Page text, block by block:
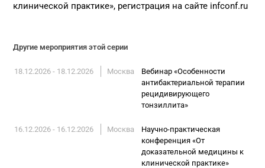
клинической практике», регистрация на сайте infconf.ru
Другие мероприятия этой серии
18.12.2026 - 18.12.2026 Москва
Вебинар «Особенности
антибактериальной терапии
рецидивирующего
тонзиллита»
16.12.2026 - 16.12.2026 Москва
Научно-практическая
конференция «От
доказательной медицины к
клинической практике»